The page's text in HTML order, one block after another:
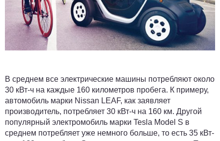
В среднем все электрические машины потребляют около
30 кВт-ч на каждые 160 километров пробега. К примеру,
автомобиль марки Nissan LEAF, как заявляет
производитель, потребляет 30 кВт-ч на 160 км. Другой
популярный электромобиль марки Tesla Model S в
среднем потребляет уже немного больше, то есть 35 кВт-